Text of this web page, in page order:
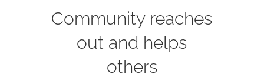
DCS PowerSchoolCommunity reaches
out and helps
others